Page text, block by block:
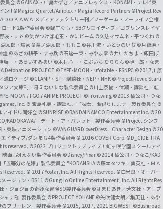
員会 ©GAINAX・中島かずき／アニプレックス・KONAMI・テレビ東
ン!! ©Magica Quartet/Aniplex・Magia Record Partners ©Project Rev
ＤＯＫＡＷＡ メディアファクトリー刊／ノーゲーム・ノーライフ全権
ード2製作委員会 ©蝸牛くも・SBクリエイティブ／ゴブリンスレイヤ
瑛・ｕｅ ©気がつけば毛玉・かにビーム ©久慈マサムネ・平つくね ©
太郎・焦茶 ©竜ノ湖太郎・ももこ ©谷川流・いとうのいぢ ©月夜涙・
煌 ©あざの耕平・すみ兵 ©石踏一榮・みやま零 ©井中だちま・飯田ぽ
坂一・あらいずみるい ©木村心一・こぶいち むりりん ©榊一郎・なま
Detonation PROJECT ©TYPE-MOON・ufotable・FSNPC ©2017 川原
溝口ケージ ©CLAMP・ST／講談社・NEP・NHK ©Project Revue Starli
ア文庫刊／冴えない♭な製作委員会©川上泰樹・伏瀬・講談社／転
MOON / FGO7 ANIME PROJECT ©Frontwing ©2013 橘公司・つな
Inc. © 宮島礼吏・講談社／「彼女、お借りします」製作委員会 ©
アイドル同好会 ©SUNRISE ©BANDAI NAMCO Entertainment Inc. ©20
KADOKAWA/「デート・ア・バレット」製作委員会 ©Project シンフ
東映アニメーション ©VANGUARD overDress Character Design ©20
イティブ/ダンまち4製作委員会 © 2016 COVER Corp. ©D_CIDE TRA
reserved. ©2022 プロジェクトラブライブ！虹ヶ咲学園スクールアイ
映画も冴えない製作委員会 ©Disney/Pixar ©2014 橘公司・つなこ/KAD
五等分の花嫁」製作委員会 ®KODANSHA ©藤本タツキ／集英社・ＭＡ
Reserved. © 2017 Yostar, Inc. All Rights Reserved. ©白米良・オーバー
ーション・BS11 ©GungHo Online Entertainment, Inc. All Rights Res
・ジョジョの奇妙な冒険SO製作委員会 ©はまじあき／芳文社・アニプ
ャナF』製作委員会 ©PROJECT YOHANE ©矢吹健太朗／集英社・あや
フリーレン」製作委員会 ©2015, 2017, 2021 BIGWEST ©Bushiroad